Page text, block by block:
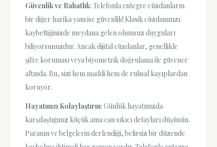
Güvenlik ve Rahatlık: Telefonla entegre cüzdanların
bir diğer harika yanı ise güvenlik! Klasik cüzdanınızı
kaybettiğinizde meydana gelen olumsuz duyguları
biliyorsunuzdur. Ancak dijital cüzdanlar, genellikle
şifre koruması veya biyometrik doğrulama ile güvence
altında. Bu, sizi hem maddi hem de ruhsal kayıplardan
koruyor.
Hayatınızı Kolaylaştırın: Günlük hayatınızda
karşılaştığınız küçük ama can sıkıcı detayları düşünün.
Paranın ve belgelerin derlendiği, belirsiz bir düzende